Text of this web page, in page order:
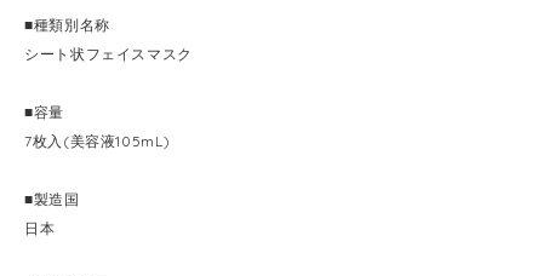
■種類別名称
シート状フェイスマスク
■容量
7枚入(美容液105mL)
■製造国
日本